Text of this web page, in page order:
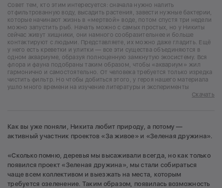
Совет тем, кто этим интересуется: сначала нужно налить
отфильтрованную воду, высадить растения, завести нужные бактерии,
которые начинают жизнь в «мертвой» воде, потом спустя три недели
можно запустить рыб. Начать можно с самых простых, но у Никиты
сейчас живут хищники, они намного сообразительнее и больше
контактируют с людьми. Представляете, их можно даже гладить. Ещё
у него есть креветки и улитки — все эти существа объединяются в
одном аквариуме, образуя полноценную замкнутую экосистему. Вся
флора и фауна подобраны таким образом, чтобы «аквариум» жил
гармонично и самостоятельно. От человека требуется только изредка
чистить фильтр. Но чтобы добиться этого, у героя нашего материала
ушло много времени на изучение литературы и эксперименты
Скачать
Как вы уже поняли, Никита любит природу, а потому —
активный участник проектов «За живое» и «Зеленая дружина».
«Сколько помню, деревья мы высаживали всегда, но как только
появился проект «Зеленая дружина», мы стали собираться
чаще всем коллективом и выезжать на места, которым
требуется озеленение. Таким образом, появилась возможность